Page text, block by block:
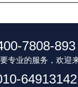
7808-893
专业的服务，欢迎
64913142